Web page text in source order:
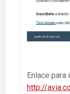
Enlace para
http://